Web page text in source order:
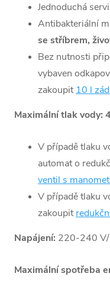
Jednoduchá
Antibakteriální
se stříbrem,
Bez nutnosti
vybaven
zakoupit10 l
Maximální tlak vody:
V případě tlaku
automat o
ventil s
V případě tlaku
zakoupit
Napájení: 220-240
Maximální spotřeba